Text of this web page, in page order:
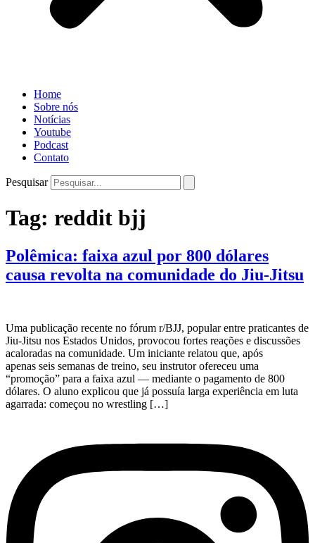
Home
Sobre nós
Notícias
Youtube
Podcast
Contato
Pesquisar
Tag: reddit bjj
Polêmica: faixa azul por 800 dólares
causa revolta na comunidade do Jiu-Jitsu
Uma publicação recente no fórum r/BJJ, popular entre praticantes de
Jiu-Jitsu nos Estados Unidos, provocou fortes reações e discussões
acaloradas na comunidade. Um iniciante relatou que, após
apenas seis semanas de treino, seu instrutor ofereceu uma
“promoção” para a faixa azul — mediante o pagamento de 800
dólares. O aluno explicou que já possuía larga experiência em luta
agarrada: começou no wrestling […]